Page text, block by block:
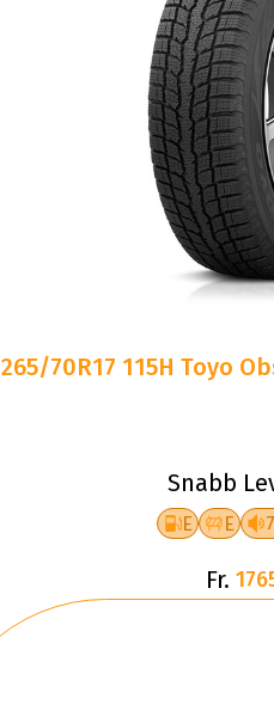
265/70R17 115H Toyo
Snabb
E E
Fr.